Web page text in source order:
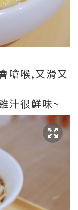
嗆喉,又滑又
汁很鮮味~